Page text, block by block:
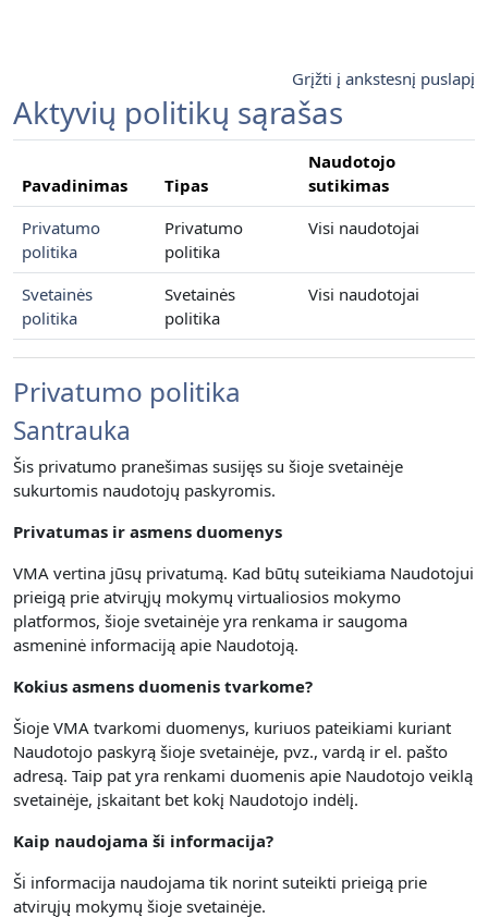
Grįžti į ankstesnį puslapį
Aktyvių politikų sąrašas
Pavadinimas Tipas
Naudotojo
sutikimas
Privatumo
politika
Privatumo
politika
Visi naudotojai
Svetainės
politika
Svetainės
politika
Visi naudotojai
Privatumo politika
Santrauka
Šis privatumo pranešimas susijęs su šioje svetainėje
sukurtomis naudotojų paskyromis.
Privatumas ir asmens duomenys
VMA vertina jūsų privatumą. Kad būtų suteikiama Naudotojui
prieigą prie atvirųjų mokymų virtualiosios mokymo
platformos, šioje svetainėje yra renkama ir saugoma
asmeninė informaciją apie Naudotoją.
Kokius asmens duomenis tvarkome?
Šioje VMA tvarkomi duomenys, kuriuos pateikiami kuriant
Naudotojo paskyrą šioje svetainėje, pvz., vardą ir el. pašto
adresą. Taip pat yra renkami duomenis apie Naudotojo veiklą
svetainėje, įskaitant bet kokį Naudotojo indėlį.
Kaip naudojama ši informacija?
Ši informacija naudojama tik norint suteikti prieigą prie
atvirųjų mokymų šioje svetainėje.